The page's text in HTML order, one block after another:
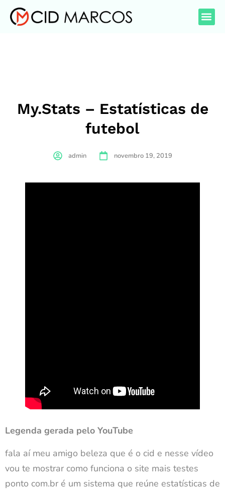
My.Stats – Estatísticas de
futebol
admin novembro 19, 2019
Legenda gerada pelo YouTube
fala aí meu amigo beleza que é o cid e nesse vídeo
vou te mostrar como funciona o site mais testes
ponto com.br é um sistema que reúne estatísticas de